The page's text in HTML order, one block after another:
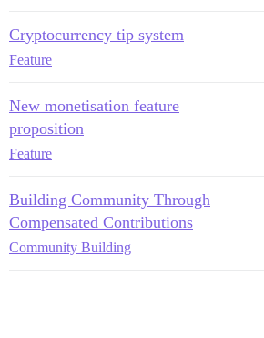
Cryptocurrency tip system
Feature
New monetisation feature
proposition
Feature
Building Community Through
Compensated Contributions
Community Building